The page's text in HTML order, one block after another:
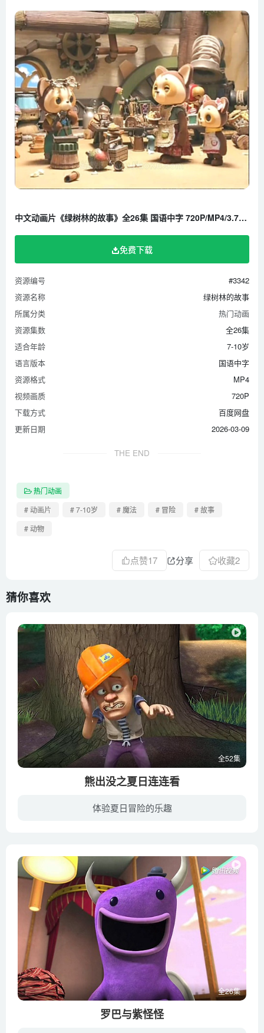
中文动画片《绿树林的故事》全26集 国语中字 720P/MP4/3.76G 百度云网盘下载
免费下载
资源编号
#3342
资源名称
绿树林的故事
所属分类
热门动画
资源集数
全26集
适合年龄
7-10岁
语言版本
国语中字
资源格式
MP4
视频画质
720P
下载方式
百度网盘
更新日期
2026-03-09
THE END
热门动画
# 动画片
# 7-10岁 # 魔法 # 冒险
# 故事
# 动物
点赞17 分享 收藏2
猜你喜欢
全52集
熊出没之夏日连连看
体验夏日冒险的乐趣
全26集
罗巴与紫怪怪